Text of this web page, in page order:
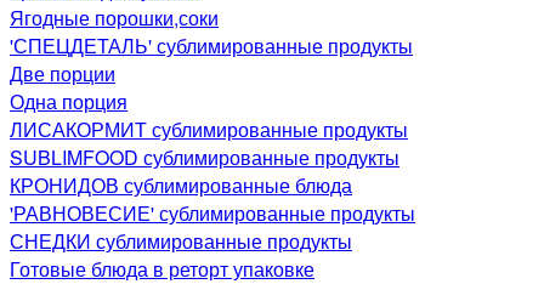
Ягодные порошки,соки
'СПЕЦДЕТАЛЬ' сублимированные продукты
Две порции
Одна порция
ЛИСАКОРМИТ сублимированные продукты
SUBLIMFOOD сублимированные продукты
КРОНИДОВ сублимированные блюда
'РАВНОВЕСИЕ' сублимированные продукты
СНЕДКИ сублимированные продукты
Готовые блюда в реторт упаковке